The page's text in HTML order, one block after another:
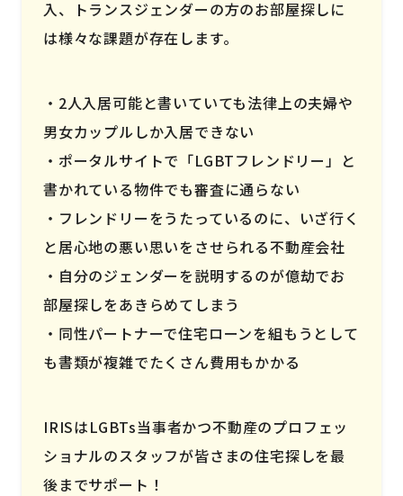
入、トランスジェンダーの方のお部屋探しに
は様々な課題が存在します。
2人入居可能と書いていても法律上の夫婦や
男女カップルしか入居できない
ポータルサイトで「LGBTフレンドリー」と
書かれている物件でも審査に通らない
フレンドリーをうたっているのに、いざ行く
と居心地の悪い思いをさせられる不動産会社
自分のジェンダーを説明するのが億劫でお
部屋探しをあきらめてしまう
同性パートナーで住宅ローンを組もうとして
も書類が複雑でたくさん費用もかかる
IRISはLGBTs当事者かつ不動産のプロフェッ
ショナルのスタッフが皆さまの住宅探しを最
後までサポート！